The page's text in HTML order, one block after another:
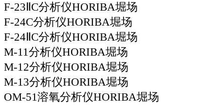
F-23ⅡC分析仪HORIBA堀场
F-24C分析仪HORIBA堀场
F-24ⅡC分析仪HORIBA堀场
M-11分析仪HORIBA堀场
M-12分析仪HORIBA堀场
M-13分析仪HORIBA堀场
OM-51溶氧分析仪HORIBA堀场